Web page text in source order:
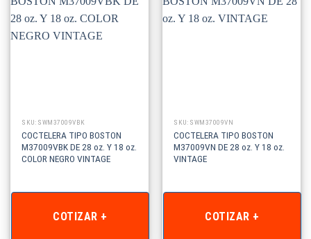
SKU: SWM37009VBK
COCTELERA TIPO BOSTON
M37009VBK DE 28 oz. Y 18 oz.
COLOR NEGRO VINTAGE
COTIZAR +
SKU: SWM37009VN
COCTELERA TIPO BOSTON
M37009VN DE 28 oz. Y 18 oz.
VINTAGE
COTIZAR +